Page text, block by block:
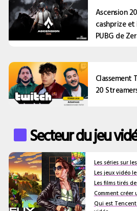
Ascension
cashprize
PUBG de
Classement
20
Secteur du jeu
Les séries sur
Les jeux vidéo
Les films tirés
Comment créer
Qui est